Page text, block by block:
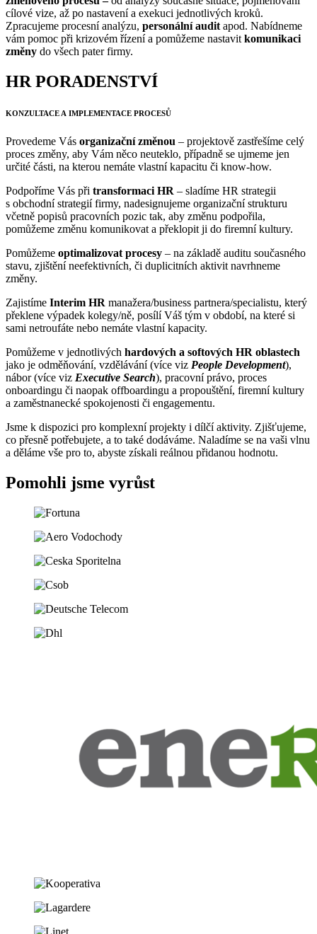
cílové vize, až po nastavení a exekuci jednotlivých kroků.
Zpracujeme procesní analýzu, personální audit apod. Nabídneme
vám pomoc při krizovém řízení a pomůžeme nastavit komunikaci
změny do všech pater firmy.
HR PORADENSTVÍ
KONZULTACE A IMPLEMENTACE PROCESŮ
Provedeme Vás organizační změnou – projektově zastřešíme celý
proces změny, aby Vám něco neuteklo, případně se ujmeme jen
určité části, na kterou nemáte vlastní kapacitu či know-how.
Podpoříme Vás při transformaci HR – sladíme HR strategii
s obchodní strategií firmy, nadesignujeme organizační strukturu
včetně popisů pracovních pozic tak, aby změnu podpořila,
pomůžeme změnu komunikovat a překlopit ji do firemní kultury.
Pomůžeme optimalizovat procesy – na základě auditu současného
stavu, zjištění neefektivních, či duplicitních aktivit navrhneme
změny.
Zajistíme Interim HR manažera/business partnera/specialistu, který
překlene výpadek kolegy/ně, posílí Váš tým v období, na které si
sami netroufáte nebo nemáte vlastní kapacity.
Pomůžeme v jednotlivých hardových a softových HR oblastech
jako je odměňování, vzdělávání (více viz People Development),
nábor (více viz Executive Search), pracovní právo, proces
onboardingu či naopak offboardingu a propouštění, firemní kultury
a zaměstnanecké spokojenosti či engagementu.
Jsme k dispozici pro komplexní projekty i dílčí aktivity. Zjišťujeme,
co přesně potřebujete, a to také dodáváme. Naladíme se na vaši vlnu
a děláme vše pro to, abyste získali reálnou přidanou hodnotu.
Pomohli jsme vyrůst